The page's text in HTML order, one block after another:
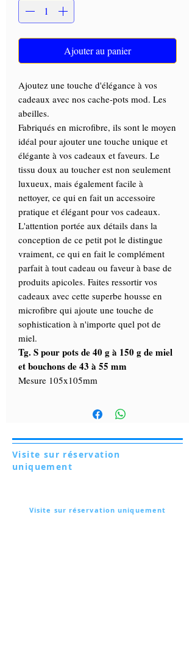
Ajouter au panier
Ajoutez une touche d'élégance à vos
cadeaux avec nos cache-pots mod. Les
abeilles.
Fabriqués en microfibre, ils sont le moyen
idéal pour ajouter une touche unique et
élégante à vos cadeaux et faveurs. Le
tissu doux au toucher est non seulement
luxueux, mais également facile à
nettoyer, ce qui en fait un accessoire
pratique et élégant pour vos cadeaux.
L'attention portée aux détails dans la
conception de ce petit pot le distingue
vraiment, ce qui en fait le complément
parfait à tout cadeau ou faveur à base de
produits apicoles. Faites ressortir vos
cadeaux avec cette superbe housse en
microfibre qui ajoute une touche de
sophistication à n'importe quel pot de
miel.
Tg. S pour pots de 40 g à 150 g de miel
et bouchons de 43 à 55 mm
Mesure 105x105mm
Visite sur réservation uniquement
Visite sur réservation
uniquement